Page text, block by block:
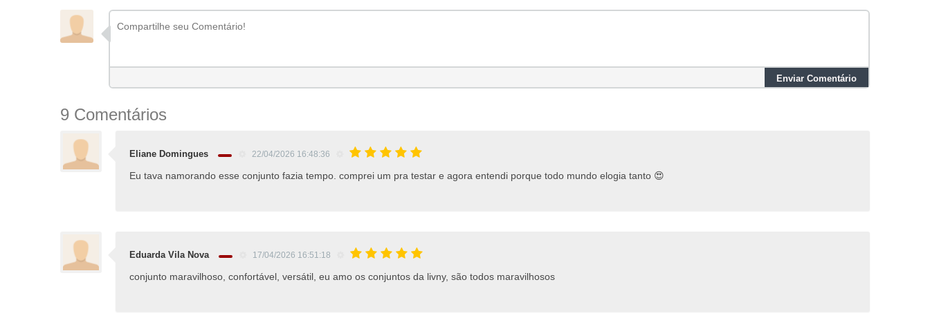
Enviar Comentário
9 Comentários
Eliane Domingues 22/04/2026 16:48:36
Eu tava namorando esse conjunto fazia tempo. comprei um pra testar e agora entendi porque todo mundo elogia tanto 😍
Eduarda Vila Nova 17/04/2026 16:51:18
conjunto maravilhoso, confortável, versátil, eu amo os conjuntos da livny, são todos maravilhosos